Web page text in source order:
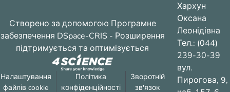
Створено за допомогою Програмне
забезпечення DSpace-CRIS - Розширення
підтримується та оптимізується
Налаштування
файлів cookie
Політика
конфіденційності
Зворотній
зв'язок
Хархун
Оксана
Леонідівна
Тел.: (044)
239-30-39
вул.
Пирогова, 9,